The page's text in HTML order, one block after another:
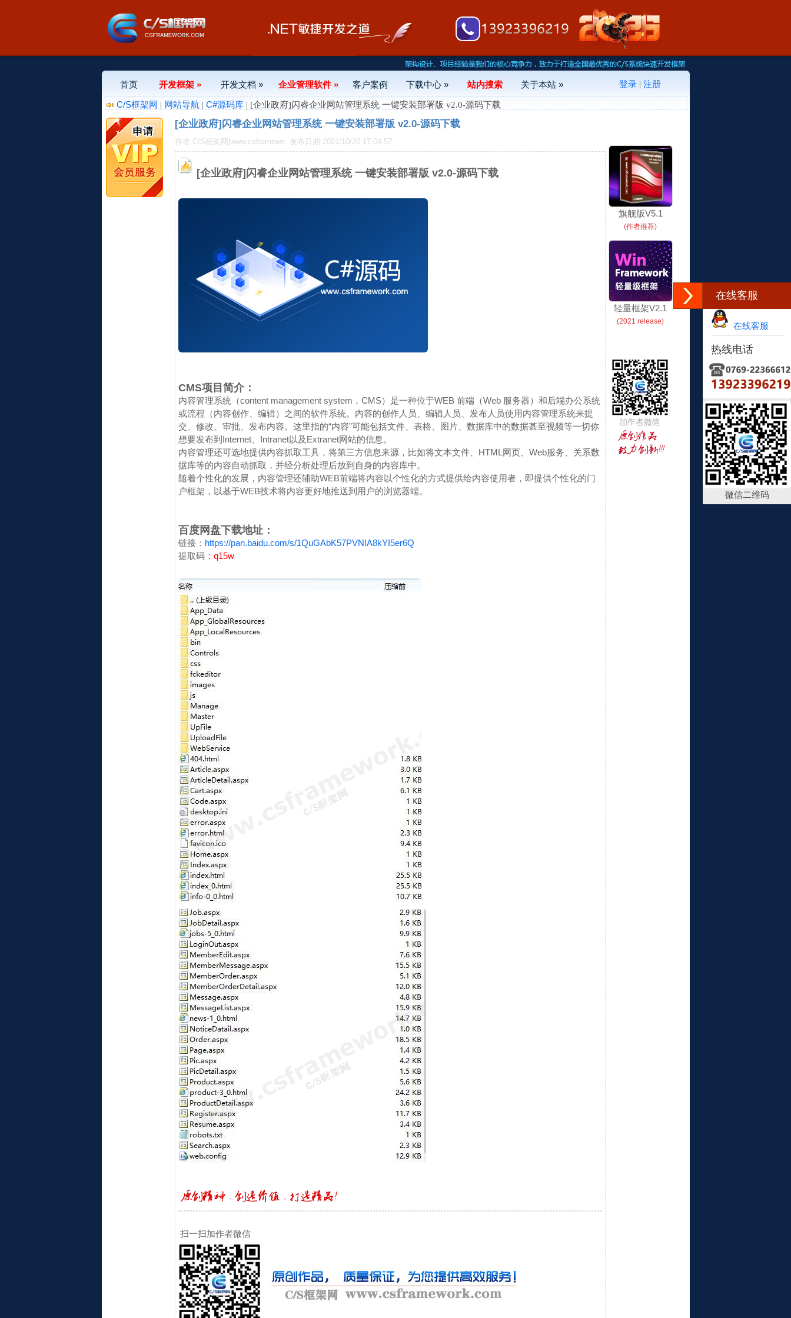
在线客服
在线客服
热线电话
微信二维码
首页 开发框架 » 开发文档 » 企业管理软件 » 客户案例 下载中心 » 站内搜索 关于本站 » 登录| 注册
C/S框架网 | 网站导航 | C#源码库| [企业政府]闪睿企业网站管理系统 一键安装部署版 v2.0-源码下载
[企业政府]闪睿企业网站管理系统 一键安装部署版 v2.0-源码下载
作者:C/S框架网|www.csframewo 发布日期:2021/10/20 17:04:57
[企业政府]闪睿企业网站管理系统 一键安装部署版 v2.0-源码下载
CMS项目简介：
内容管理系统（content management system，CMS）是一种位于WEB 前端（Web 服务器）和后端办公系统
或流程（内容创作、编辑）之间的软件系统。内容的创作人员、编辑人员、发布人员使用内容管理系统来提
交、修改、审批、发布内容。这里指的“内容”可能包括文件、表格、图片、数据库中的数据甚至视频等一切你
想要发布到Internet、Intranet以及Extranet网站的信息。
内容管理还可选地提供内容抓取工具，将第三方信息来源，比如将文本文件、HTML网页、Web服务、关系数
据库等的内容自动抓取，并经分析处理后放到自身的内容库中。
随着个性化的发展，内容管理还辅助WEB前端将内容以个性化的方式提供给内容使用者，即提供个性化的门
户框架，以基于WEB技术将内容更好地推送到用户的浏览器端。
百度网盘下载地址：
链接： https://pan.baidu.com/s/1QuGAbK57PVNIA8kYI5er6Q
提取码： q15w
扫一扫加作者微信
旗舰版V5.1
(作者推荐)
轻量框架V2.1
(2021 release)